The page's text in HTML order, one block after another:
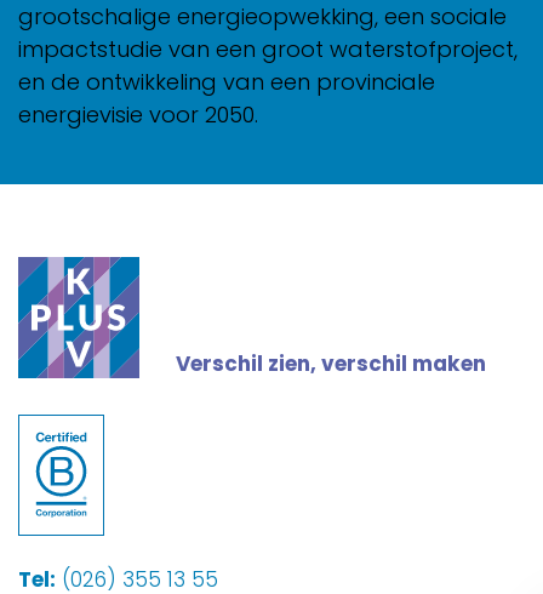
grootschalige energieopwekking, een sociale
impactstudie van een groot waterstofproject,
en de ontwikkeling van een provinciale
energievisie voor 2050.
Verschil zien, verschil maken
Tel: (026) 355 13 55